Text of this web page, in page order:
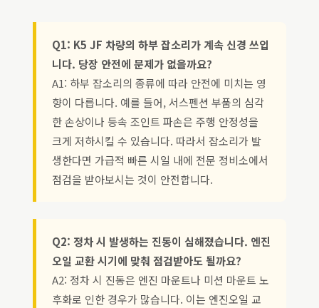
Q1: K5 JF 차량의 하부 잡소리가 계속 신경 쓰입
니다. 당장 안전에 문제가 없을까요?
A1: 하부 잡소리의 종류에 따라 안전에 미치는 영
향이 다릅니다. 예를 들어, 서스펜션 부품의 심각
한 손상이나 등속 조인트 파손은 주행 안정성을
크게 저하시킬 수 있습니다. 따라서 잡소리가 발
생한다면 가급적 빠른 시일 내에 전문 정비소에서
점검을 받아보시는 것이 안전합니다.
Q2: 정차 시 발생하는 진동이 심해졌습니다. 엔진
오일 교환 시기에 맞춰 점검받아도 될까요?
A2: 정차 시 진동은 엔진 마운트나 미션 마운트 노
후화로 인한 경우가 많습니다. 이는 엔진오일 교